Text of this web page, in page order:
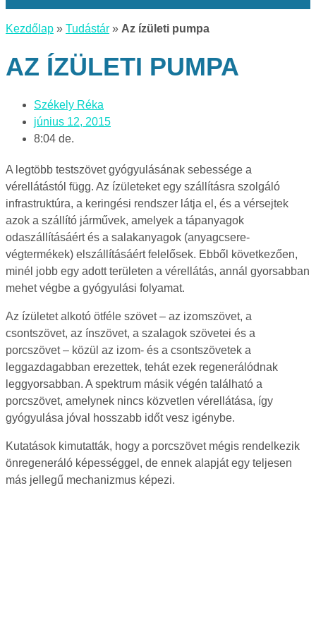
Kezdőlap » Tudástár » Az ízületi pumpa
AZ ÍZÜLETI PUMPA
Székely Réka
június 12, 2015
8:04 de.
A legtöbb testszövet gyógyulásának sebessége a
vérellátástól függ. Az ízületeket egy szállításra szolgáló
infrastruktúra, a keringési rendszer látja el, és a vérsejtek
azok a szállító járművek, amelyek a tápanyagok
odaszállításáért és a salakanyagok (anyagcsere-
végtermékek) elszállításáért felelősek. Ebből következően,
minél jobb egy adott területen a vérellátás, annál gyorsabban
mehet végbe a gyógyulási folyamat.
Az ízületet alkotó ötféle szövet – az izomszövet, a
csontszövet, az ínszövet, a szalagok szövetei és a
porcszövet – közül az izom- és a csontszövetek a
leggazdagabban erezettek, tehát ezek regenerálódnak
leggyorsabban. A spektrum másik végén található a
porcszövet, amelynek nincs közvetlen vérellátása, így
gyógyulása jóval hosszabb időt vesz igénybe.
Kutatások kimutatták, hogy a porcszövet mégis rendelkezik
önregeneráló képességgel, de ennek alapját egy teljesen
más jellegű mechanizmus képezi.